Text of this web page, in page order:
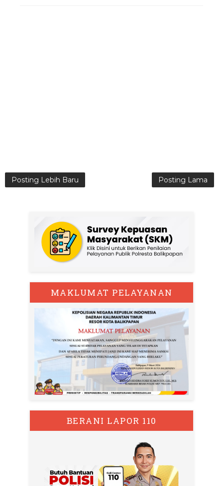
Posting Lebih Baru Posting Lama
MAKLUMAT PELAYANAN
BERANI LAPOR 110